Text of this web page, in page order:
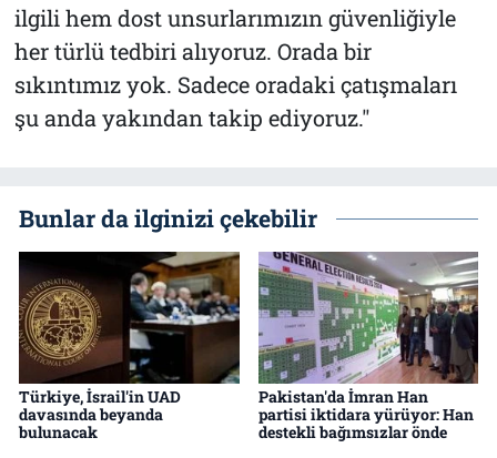
ilgili hem dost unsurlarımızın güvenliğiyle
her türlü tedbiri alıyoruz. Orada bir
sıkıntımız yok. Sadece oradaki çatışmaları
şu anda yakından takip ediyoruz."
Bunlar da ilginizi çekebilir
Türkiye, İsrail'in UAD
davasında beyanda
bulunacak
Pakistan'da İmran Han
partisi iktidara yürüyor: Han
destekli bağımsızlar önde